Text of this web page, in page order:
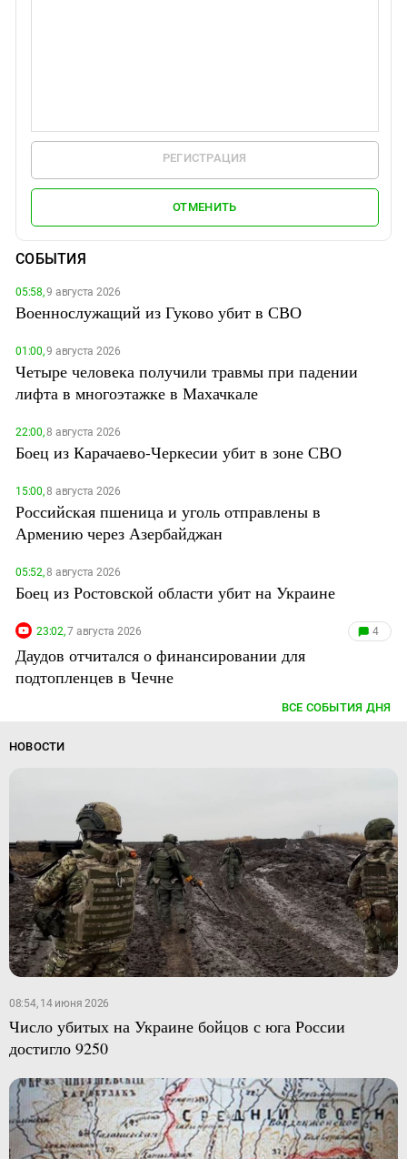
РЕГИСТРАЦИЯ
ОТМЕНИТЬ
СОБЫТИЯ
05:58,9 августа 2026
Военнослужащий из Гуково убит в СВО
01:00,9 августа 2026
Четыре человека получили травмы при падении
лифта в многоэтажке в Махачкале
22:00,8 августа 2026
Боец из Карачаево-Черкесии убит в зоне СВО
15:00,8 августа 2026
Российская пшеница и уголь отправлены в
Армению через Азербайджан
05:52,8 августа 2026
Боец из Ростовской области убит на Украине
23:02,7 августа 2026 4
Даудов отчитался о финансировании для
подтопленцев в Чечне
ВСЕ СОБЫТИЯ ДНЯ
НОВОСТИ
08:54, 14 июня 2026
Число убитых на Украине бойцов с юга России
достигло 9250